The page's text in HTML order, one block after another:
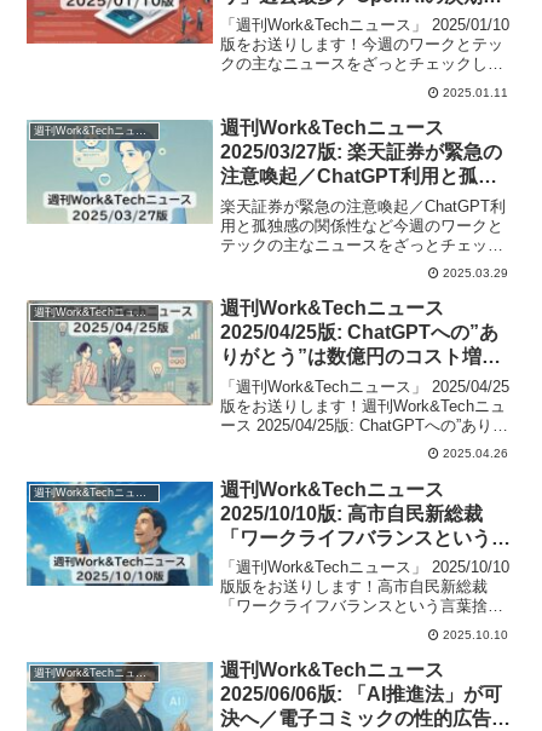
強モデル「o3」ほか
「週刊Work&Techニュース」 2025/01/10
版をお送りします！今週のワークとテッ
クの主なニュースをざっとチェックし時
流をつかんでいただくことができます
2025.01.11
週刊Work&Techニュース
週刊Work&Techニュース
2025/03/27版: 楽天証券が緊急の
注意喚起／ChatGPT利用と孤独
感の関係性ほか
楽天証券が緊急の注意喚起／ChatGPT利
用と孤独感の関係性など今週のワークと
テックの主なニュースをざっとチェック
し時流をつかんでいただくことができま
2025.03.29
週刊Work&Techニュース
週刊Work&Techニュース
2025/04/25版: ChatGPTへの”あ
りがとう”は数億円のコスト増／
授業の出欠管理も「顔認証」ほか
「週刊Work&Techニュース」 2025/04/25
版をお送りします！週刊Work&Techニュ
ース 2025/04/25版: ChatGPTへの”ありが
とう”は数億円のコスト増／授業の出欠管
理も「顔認証」ほか今週のワークとテッ
クの主なニュースをざっとチェックし時
流をつかんでいただくことができます
よ。
2025.04.26
週刊Work&Techニュース
2025/10/10版: 高市自民新総裁
「ワークライフバランスという言
葉捨てる」／動画AIのSora「オ
プトアウト方式」に不満の声ほか
「週刊Work&Techニュース」 2025/10/10
版版をお送りします！高市自民新総裁
「ワークライフバランスという言葉捨て
る」／動画AIのSora「オプトアウト方
式」に不満の声ほか今週のワークとテッ
クの主なニュースをざっとチェックし時
流をつかんでいただくことができます
よ。
2025.10.10
週刊Work&Techニュース
週刊Work&Techニュース
2025/06/06版: 「AI推進法」が可
決へ／電子コミックの性的広告、